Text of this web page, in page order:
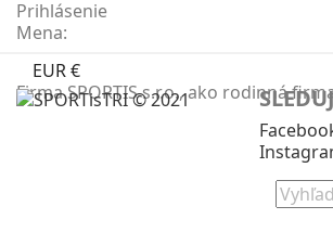
Prihlásenie
Mena:
EUR €
Firma SPORTIS s.r.o., ako rodinná